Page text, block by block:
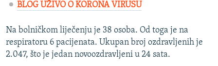
BLOG UŽIVO O KORONA VIRUSU
Na bolničkom liječenju je 38 osoba. Od toga je na
respiratoru 6 pacijenata. Ukupan broj ozdravljenih je
2.047, što je jedan novoozdravljeni u 24 sata.